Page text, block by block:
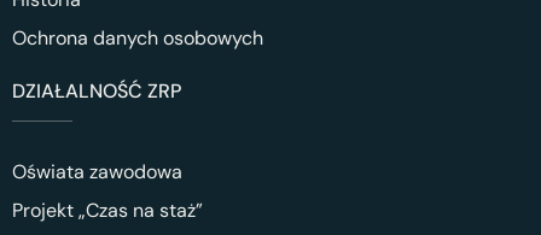
Ochrona danych osobowych
DZIAŁALNOŚĆ ZRP
Oświata zawodowa
Projekt „Czas na staż”